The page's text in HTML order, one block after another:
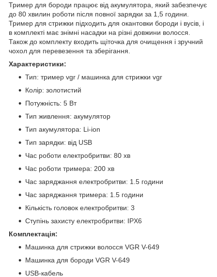
Тример для бороди працює від акумулятора, який забезпечує
до 80 хвилин роботи після повної зарядки за 1,5 години.
Тример для стрижки підходить для окантовки бороди і вусів, і
в комплекті має знімні насадки на різні довжини волосся.
Також до комплекту входить щіточка для очищення і зручний
чохол для перевезення та зберігання.
Характеристики:
Тип: тример vgr / машинка для стрижки vgr
Колір: золотистий
Потужність: 5 Вт
Тип живлення: акумулятор
Тип акумулятора: Li-ion
Тип зарядки: від USB
Час роботи електробритви: 80 хв
Час роботи тримера: 200 хв
Час заряджання електробритви: 1.5 години
Час заряджання тримера: 1.5 години
Кількість головок електробритви: 3
Ступінь захисту електробритви: IPX6
Комплектація:
Машинка для стрижки волосся VGR V-649
Машинка для бороди VGR V-649
USB-кабель